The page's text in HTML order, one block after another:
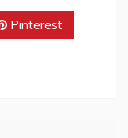
Pinterest